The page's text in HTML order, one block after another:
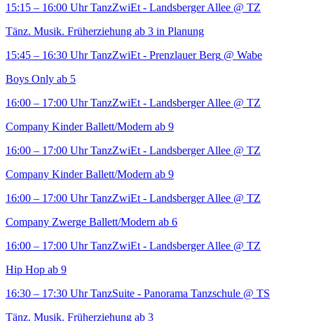
15:15 – 16:00 Uhr TanzZwiEt - Landsberger Allee @ TZ
Tänz. Musik. Früherziehung ab 3 in Planung
15:45 – 16:30 Uhr TanzZwiEt - Prenzlauer Berg @ Wabe
Boys Only ab 5
16:00 – 17:00 Uhr TanzZwiEt - Landsberger Allee @ TZ
Company Kinder Ballett/Modern ab 9
16:00 – 17:00 Uhr TanzZwiEt - Landsberger Allee @ TZ
Company Kinder Ballett/Modern ab 9
16:00 – 17:00 Uhr TanzZwiEt - Landsberger Allee @ TZ
Company Zwerge Ballett/Modern ab 6
16:00 – 17:00 Uhr TanzZwiEt - Landsberger Allee @ TZ
Hip Hop ab 9
16:30 – 17:30 Uhr TanzSuite - Panorama Tanzschule @ TS
Tänz. Musik. Früherziehung ab 3